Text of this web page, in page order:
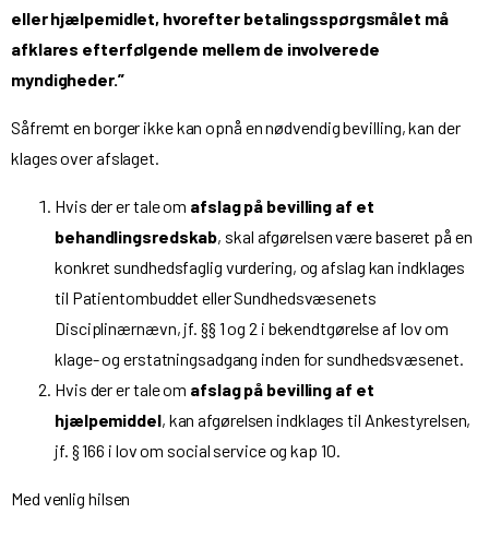
eller hjælpemidlet, hvorefter betalingsspørgsmålet må
afklares efterfølgende mellem de involverede
myndigheder.”
Såfremt en borger ikke kan opnå en nødvendig bevilling, kan der
klages over afslaget.
Hvis der er tale om afslag på bevilling af et
behandlingsredskab, skal afgørelsen være baseret på en
konkret sundhedsfaglig vurdering, og afslag kan indklages
til Patientombuddet eller Sundhedsvæsenets
Disciplinærnævn, jf. §§ 1 og 2 i bekendtgørelse af lov om
klage- og erstatningsadgang inden for sundhedsvæsenet.
Hvis der er tale om afslag på bevilling af et
hjælpemiddel, kan afgørelsen indklages til Ankestyrelsen,
jf. § 166 i lov om social service og kap 10.
Med venlig hilsen